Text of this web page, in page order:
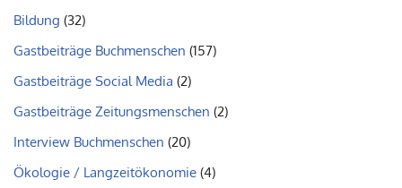
Bildung (32)
Gastbeiträge Buchmenschen (157)
Gastbeiträge Social Media (2)
Gastbeiträge Zeitungsmenschen (2)
Interview Buchmenschen (20)
Ökologie / Langzeitökonomie (4)